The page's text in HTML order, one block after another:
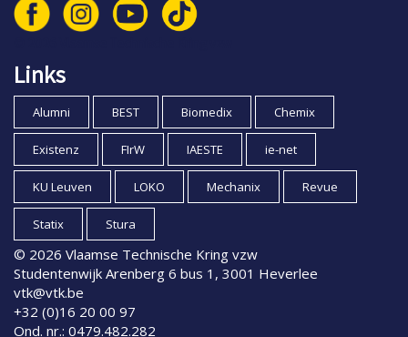
Links
Alumni BEST Biomedix Chemix
Existenz FIrW IAESTE ie-net
KU Leuven LOKO Mechanix Revue
Statix Stura
© 2026 Vlaamse Technische Kring vzw
Studentenwijk Arenberg 6 bus 1, 3001 Heverlee
vtk@vtk.be
+32 (0)16 20 00 97
Ond. nr.: 0479.482.282